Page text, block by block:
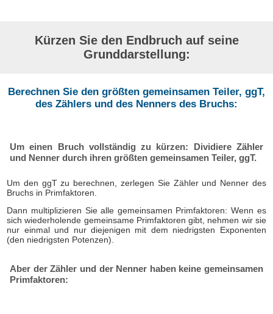
Kürzen Sie den Endbruch auf seine
Grunddarstellung:
Berechnen Sie den größten gemeinsamen Teiler, ggT,
des Zählers und des Nenners des Bruchs:
Um einen Bruch vollständig zu kürzen: Dividiere Zähler
und Nenner durch ihren größten gemeinsamen Teiler, ggT.
Um den ggT zu berechnen, zerlegen Sie Zähler und Nenner des
Bruchs in Primfaktoren.
Dann multiplizieren Sie alle gemeinsamen Primfaktoren: Wenn es
sich wiederholende gemeinsame Primfaktoren gibt, nehmen wir sie
nur einmal und nur diejenigen mit dem niedrigsten Exponenten
(den niedrigsten Potenzen).
Aber der Zähler und der Nenner haben keine gemeinsamen
Primfaktoren: